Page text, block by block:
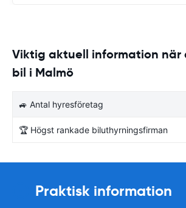
Viktig aktuell information när
bil i Malmö
🚙 Antal hyresföretag
🏆 Högst rankade biluthyrningsfirman
Praktisk information